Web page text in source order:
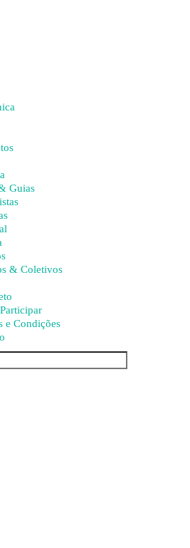
Guias
& Coletivos
e Condições